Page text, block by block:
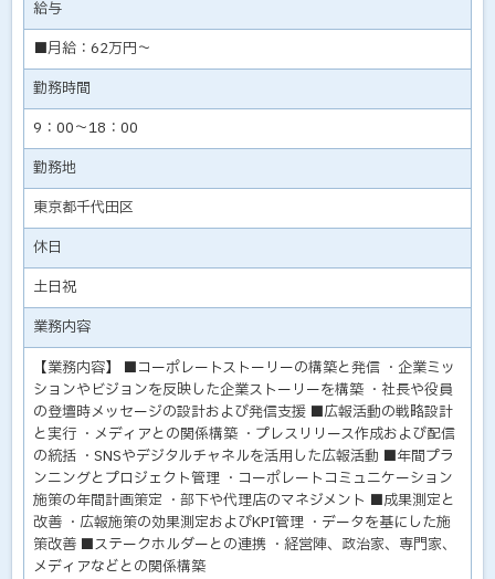
給与
■月給：62万円～
勤務時間
9：00～18：00
勤務地
東京都千代田区
休日
土日祝
業務内容
【業務内容】 ■コーポレートストーリーの構築と発信 ・企業ミッ
ションやビジョンを反映した企業ストーリーを構築 ・社長や役員
の登壇時メッセージの設計および発信支援 ■広報活動の戦略設計
と実行 ・メディアとの関係構築 ・プレスリリース作成および配信
の統括 ・SNSやデジタルチャネルを活用した広報活動 ■年間プラ
ンニングとプロジェクト管理 ・コーポレートコミュニケーション
施策の年間計画策定 ・部下や代理店のマネジメント ■成果測定と
改善 ・広報施策の効果測定およびKPI管理 ・データを基にした施
策改善 ■ステークホルダーとの連携 ・経営陣、政治家、専門家、
メディアなどとの関係構築